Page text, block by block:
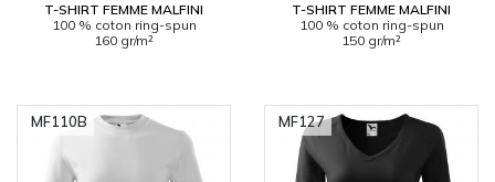
T-SHIRT FEMME MALFINI
100 % coton ring-spun
160 gr/m²
T-SHIRT FEMME MALFINI
100 % coton ring-spun
150 gr/m²
MF110B MF127